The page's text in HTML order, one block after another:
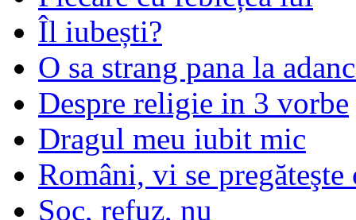
Îl iubești?
O sa strang pana la
Despre religie in 3 vorbe
Dragul meu iubit mic
Români, vi se pregăteşte
Șoc, refuz, nu